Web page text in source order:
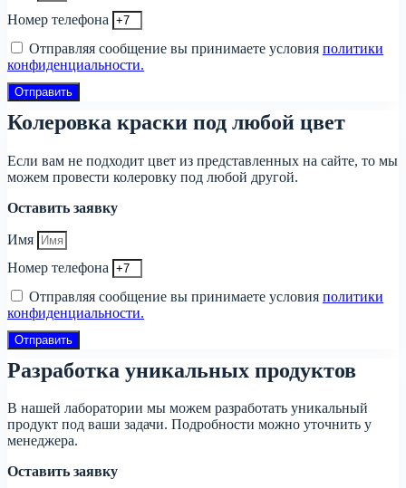
Номер телефона
Отправляя сообщение вы принимаете условия политики
конфиденциальности.
Отправить
Колеровка краски под любой цвет
Если вам не подходит цвет из представленных на сайте, то мы
можем провести колеровку под любой другой.
Оставить заявку
Имя
Номер телефона
Отправляя сообщение вы принимаете условия политики
конфиденциальности.
Отправить
Разработка уникальных продуктов
В нашей лаборатории мы можем разработать уникальный
продукт под ваши задачи. Подробности можно уточнить у
менеджера.
Оставить заявку